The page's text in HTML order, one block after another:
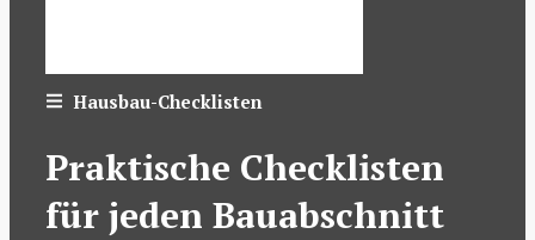
Hausbau-Checklisten
Praktische Checklisten
für jeden Bauabschnitt